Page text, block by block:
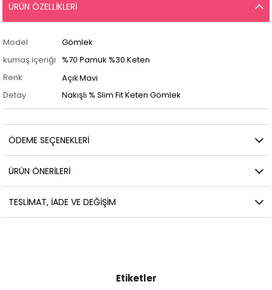
ÜRÜN ÖZELLIKLERI
Model
Gömlek
kumaş içeriği
%70 Pamuk %30 Keten
Renk
Açık Mavi
Detay Nakışlı % Slim Fit Keten Gömlek
ÖDEME SEÇENEKLERI
ÜRÜN ÖNERILERI
TESLİMAT, İADE VE DEĞİŞİM
Etiketler